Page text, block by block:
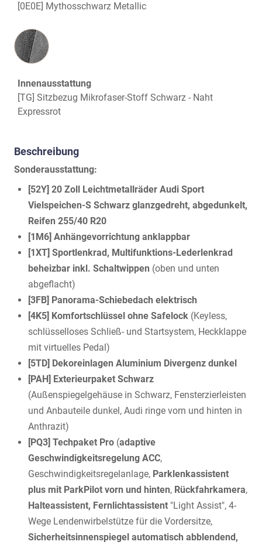
[0E0E] Mythosschwarz Metallic
Innenausstattung
Innenausstattung
[TG] Sitzbezug Mikrofaser-Stoff Schwarz - Naht
Expressrot
Beschreibung
Sonderausstattung:
[52Y] 20 Zoll Leichtmetallräder Audi Sport
Vielspeichen-S Schwarz glanzgedreht, abgedunkelt,
Reifen 255/40 R20
[1M6] Anhängevorrichtung anklappbar
[1XT] Sportlenkrad, Multifunktions-Lederlenkrad
beheizbar inkl. Schaltwippen (oben und unten
abgeflacht)
[3FB] Panorama-Schiebedach elektrisch
[4K5] Komfortschlüssel ohne Safelock (Keyless,
schlüsselloses Schließ- und Startsystem, Heckklappe
mit virtuelles Pedal)
[5TD] Dekoreinlagen Aluminium Divergenz dunkel
[PAH] Exterieurpaket Schwarz
(Außenspiegelgehäuse in Schwarz, Fensterzierleisten
und Anbauteile dunkel, Audi ringe vorn und hinten in
Anthrazit)
[PQ3] Techpaket Pro (adaptive
Geschwindigkeitsregelung ACC,
Geschwindigkeitsregelanlage, Parklenkassistent
plus mit ParkPilot vorn und hinten, Rückfahrkamera,
Halteassistent, Fernlichtassistent "Light Assist", 4-
Wege Lendenwirbelstütze für die Vordersitze,
Sicherheitsinnenspiegel automatisch abblendend,